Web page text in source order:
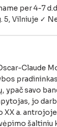
per 4-7
5, Vilniuje ✓
Claude
ypač savo
jo
XX a.
šaltiniu